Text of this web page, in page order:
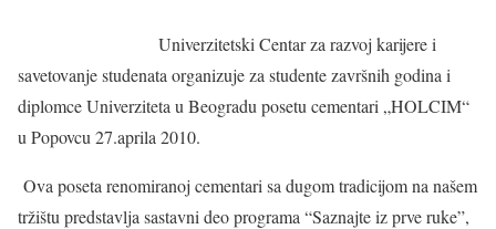
Univerzitetski Centar za razvoj karijere i
savetovanje studenata organizuje za studente završnih godina i
diplomce Univerziteta u Beogradu posetu cementari „HOLCIM“
u Popovcu 27.aprila 2010.
Ova poseta renomiranoj cementari sa dugom tradicijom na našem
tržištu predstavlja sastavni deo programa “Saznajte iz prve ruke”,